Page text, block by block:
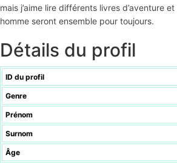
mais j’aime lire différents livres d’aventure
homme seront ensemble pour toujours.
Détails du profil
ID du profil
Genre
Prénom
Surnom
Âge